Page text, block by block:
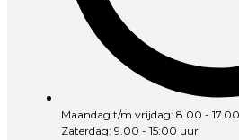
Maandag t/m vrijdag: 8.00 -
Zaterdag: 9.00 - 15:00 uur